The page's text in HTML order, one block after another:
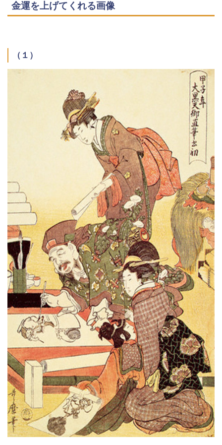
金運を上げてくれる画像
（１）